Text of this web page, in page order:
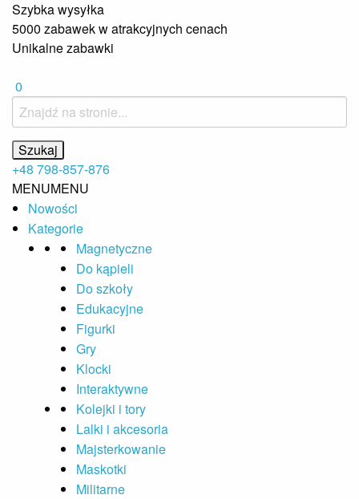
Szybka wysyłka
5000 zabawek w atrakcyjnych cenach
Unikalne zabawki
0
+48 798-857-876
MENUMENU
Nowości
Kategorie
Magnetyczne
Do kąpieli
Do szkoły
Edukacyjne
Figurki
Gry
Klocki
Interaktywne
Kolejki i tory
Lalki i akcesoria
Majsterkowanie
Maskotki
Militarne